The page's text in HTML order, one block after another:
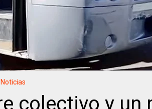
colectivo y un